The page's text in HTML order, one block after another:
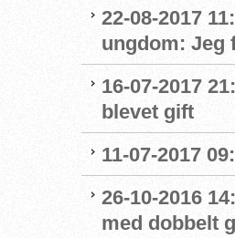
22-08-2017
ungdom:
16-07-2017
blevet gift
11-07-2017
26-10-2016
med dobbelt